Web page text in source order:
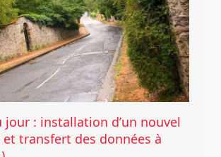
jour : installation d’un nouvel
transfert des données à